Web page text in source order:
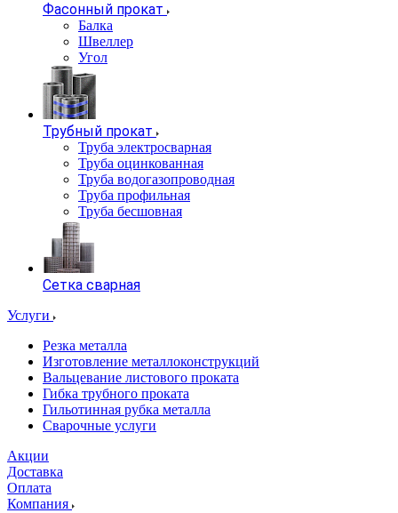
Фасонный прокат
Балка
Швеллер
Угол
Трубный прокат
Труба электросварная
Труба оцинкованная
Труба водогазопроводная
Труба профильная
Труба бесшовная
Сетка сварная
Услуги
Резка металла
Изготовление металлоконструкций
Вальцевание листового проката
Гибка трубного проката
Гильотинная рубка металла
Сварочные услуги
Акции
Доставка
Оплата
Компания